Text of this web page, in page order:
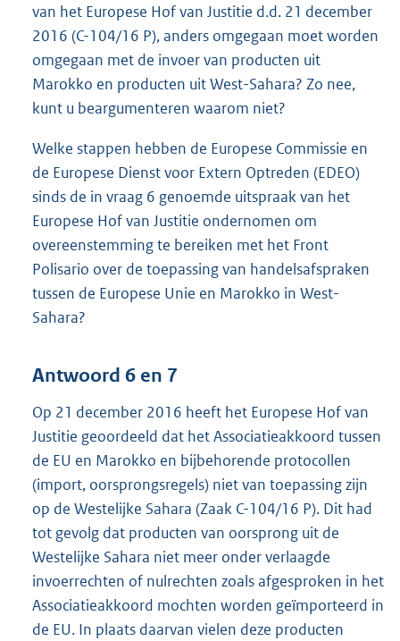
van het Europese Hof van Justitie d.d. 21 december
2016 (C-104/16 P), anders omgegaan moet worden
omgegaan met de invoer van producten uit
Marokko en producten uit West-Sahara? Zo nee,
kunt u beargumenteren waarom niet?
Welke stappen hebben de Europese Commissie en
de Europese Dienst voor Extern Optreden (EDEO)
sinds de in vraag 6 genoemde uitspraak van het
Europese Hof van Justitie ondernomen om
overeenstemming te bereiken met het Front
Polisario over de toepassing van handelsafspraken
tussen de Europese Unie en Marokko in West-
Sahara?
Antwoord 6 en 7
Op 21 december 2016 heeft het Europese Hof van
Justitie geoordeeld dat het Associatieakkoord tussen
de EU en Marokko en bijbehorende protocollen
(import, oorsprongsregels) niet van toepassing zijn
op de Westelijke Sahara (Zaak C-104/16 P). Dit had
tot gevolg dat producten van oorsprong uit de
Westelijke Sahara niet meer onder verlaagde
invoerrechten of nulrechten zoals afgesproken in het
Associatieakkoord mochten worden geïmporteerd in
de EU. In plaats daarvan vielen deze producten